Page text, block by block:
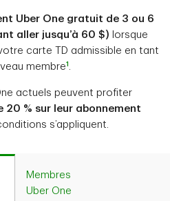
Uber One gratuit de 3 ou 6
aller jusqu’à 60 $) lorsque
carte TD admissible en tant
membre1 .
actuels peuvent profiter
20 % sur leur abonnement
s’appliquent.
Membres
Uber One